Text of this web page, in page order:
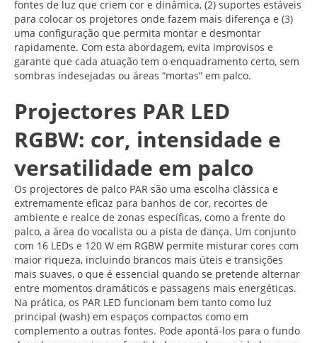
fontes de luz que criem cor e dinâmica, (2) suportes estáveis
para colocar os projetores onde fazem mais diferença e (3)
uma configuração que permita montar e desmontar
rapidamente. Com esta abordagem, evita improvisos e
garante que cada atuação tem o enquadramento certo, sem
sombras indesejadas ou áreas “mortas” em palco.
Projectores PAR LED
RGBW: cor, intensidade e
versatilidade em palco
Os projectores de palco PAR são uma escolha clássica e
extremamente eficaz para banhos de cor, recortes de
ambiente e realce de zonas específicas, como a frente do
palco, a área do vocalista ou a pista de dança. Um conjunto
com 16 LEDs e 120 W em RGBW permite misturar cores com
maior riqueza, incluindo brancos mais úteis e transições
mais suaves, o que é essencial quando se pretende alternar
entre momentos dramáticos e passagens mais energéticas.
Na prática, os PAR LED funcionam bem tanto como luz
principal (wash) em espaços compactos como em
complemento a outras fontes. Pode apontá-los para o fundo